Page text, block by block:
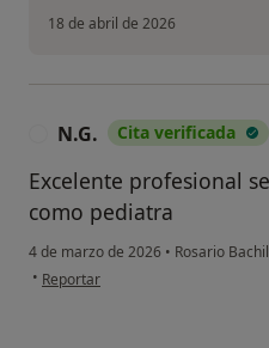
18 de abril de 2026
N.G. Cita verificada
Excelente profesional
como pediatra
4 de marzo de 2026 • Rosario
• en opinión del usuario N.G.
Reportar